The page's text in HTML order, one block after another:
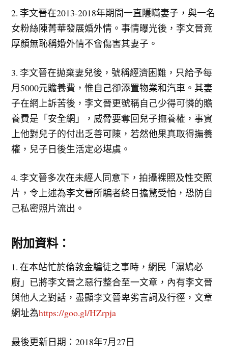
2. 李文晉在2013-2018年期間一直隱瞞妻子，與一名
女粉絲陳菁華發展婚外情。事情曝光後，李文晉竟
厚顏無恥稱婚外情不會傷害其妻子。
3. 李文晉在拋棄妻兒後，號稱經濟困難，只給予每
月5000元贍養費，惟自己卻添置物業和汽車。其妻
子在網上訴苦後，李文晉更號稱自己少得可憐的贍
養費是「安全網」，威脅要奪回兒子撫養權，事實
上他對兒子的付出乏善可陳，若然他果真取得撫養
權，兒子日後生活定必堪虞。
4. 李文晉多次在未經人同意下，拍攝裸照及性交照
片，令上述為李文晉所騙者終日擔驚受怕，恐防自
己私密照片流出。
附加資料：
1. 在本站忙於倫敦金騙徒之事時，網民「濕鳩必
廚」已將李文晉之惡行整合至一文章，內有李文晉
與他人之對話，盡顯李文晉卑劣言詞及行徑，文章
網址為https://goo.gl/HZrpja
最後更新日期：2018年7月27日